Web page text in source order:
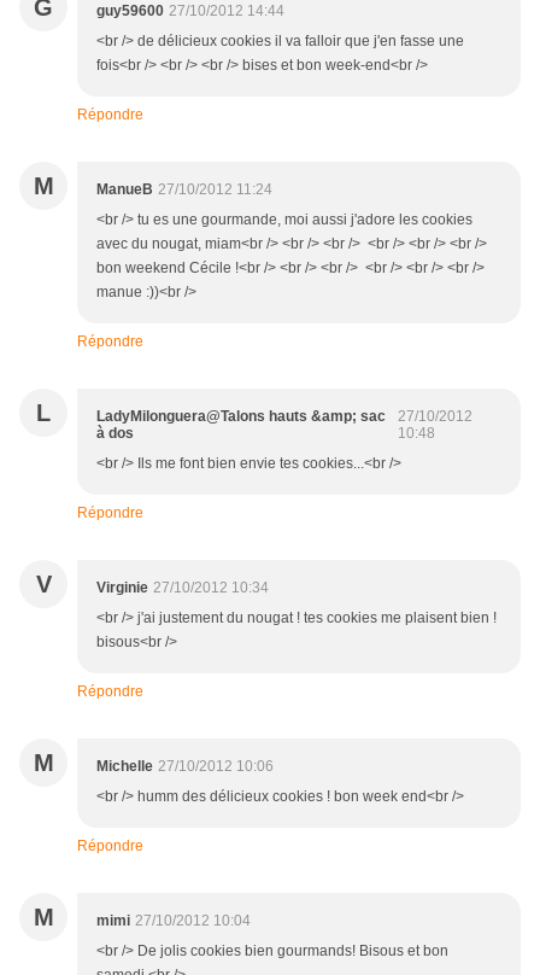
G guy59600 27/10/2012 14:44
<br /> de délicieux cookies il va falloir que j'en fasse une
fois<br /> <br /> <br /> bises et bon week-end<br />
Répondre
M ManueB 27/10/2012 11:24
<br /> tu es une gourmande, moi aussi j'adore les cookies
avec du nougat, miam<br /> <br /> <br /> <br /> <br /> <br />
bon weekend Cécile !<br /> <br /> <br /> <br /> <br /> <br />
manue :))<br />
Répondre
L
LadyMilonguera@Talons hauts &amp; sac
à dos
27/10/2012
10:48
<br /> Ils me font bien envie tes cookies...<br />
Répondre
V Virginie 27/10/2012 10:34
<br /> j'ai justement du nougat ! tes cookies me plaisent bien !
bisous<br />
Répondre
M Michelle 27/10/2012 10:06
<br /> humm des délicieux cookies ! bon week end<br />
Répondre
M mimi 27/10/2012 10:04
<br /> De jolis cookies bien gourmands! Bisous et bon